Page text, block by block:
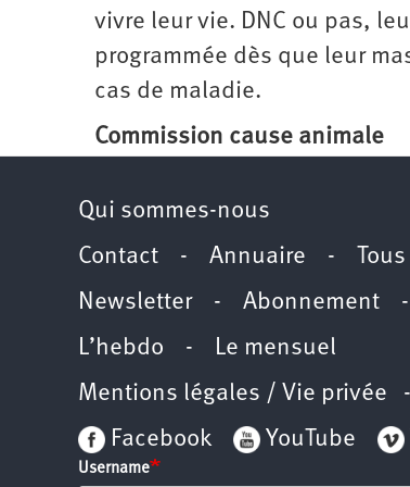
vivre leur vie. DNC ou pas,
programmée dès que leur
cas de maladie.
Commission cause animale
Qui sommes-nous
Contact - Annuaire -
Newsletter- Abonnement
L’hebdo - Le mensuel
Mentions légales / Vie privée
Facebook
YouTube
Username